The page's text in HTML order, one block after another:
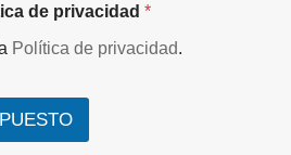
de privacidad *
Política de privacidad.